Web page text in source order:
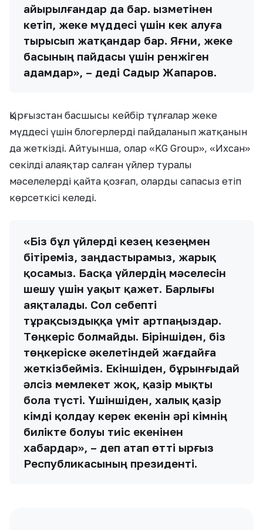
айырылғандар да бар. Қызметінен
кетіп, жеке мүддесі үшін кек алуға
тырысып жатқандар бар. Яғни, жеке
басының пайдасы үшін ренжіген
адамдар», – деді Садыр Жапаров.
Қырғызстан басшысы кейбір тұлғалар жеке
мүддесі үшін блогерлерді пайдаланып жатқанын
да жеткізді. Айтуынша, олар «KG Group», «Ихсан»
секілді алаяқтар салған үйлер туралы
мәселелерді қайта қозғап, оларды сапасыз етіп
көрсеткісі келеді.
«Біз бұл үйлерді кезең кезеңмен
бітіреміз, заңдастырамыз, жарық
қосамыз. Басқа үйлердің мәселесін
шешу үшін уақыт қажет. Барлығы
аяқталады. Сол себепті
тұрақсыздыққа үміт артпаңыздар.
Төңкеріс болмайды. Біріншіден, біз
төңкеріске әкелетіндей жағдайға
жеткізбейміз. Екіншіден, бұрынғыдай
әлсіз мемлекет жоқ, қазір мықты
бола түсті. Үшіншіден, халық қазір
кімді қолдау керек екенін әрі кімнің
билікте болуы тиіс екенінен
хабардар», – деп атап өтті Қырғыз
Республикасының президенті.